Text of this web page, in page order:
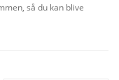
så du kan blive